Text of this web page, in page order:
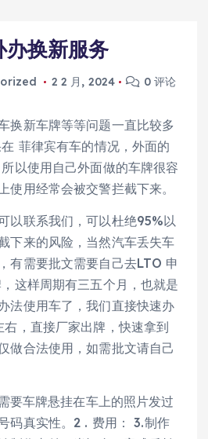
换新服务
2 2 月, 2024 0 评论
换新车牌等等问题一直比较多
菲律宾有车的情况，外面的
以使用自己外面做的车牌很容
使用经常会被交警拦截下来。
以联系我们，可以杜绝95%以
下来的风险，当然汽车丢失车
有需要批文需要自己去LTO 申
这样周期有三五个月，也就是
法使用车了，我们直接快速办
，直接厂家出牌，快速拿到
做合法使用，如需批文请自己
要车牌悬挂在车上的照片发过
码真实性。2 . 费用： 3.制作